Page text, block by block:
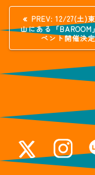
投
稿
ナ
ゲ
ー
PREV: 過
去
の
稿:
12/27(土)
山にある「BAROOM
ベント開催決